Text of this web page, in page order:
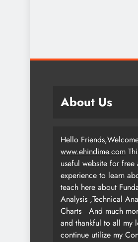
About Us
Hello
www.ehindime.com
useful website for free
experience to learn
teach here about
Analysis ,Technical
Charts
And much
and thankful to all my
continue utilize my